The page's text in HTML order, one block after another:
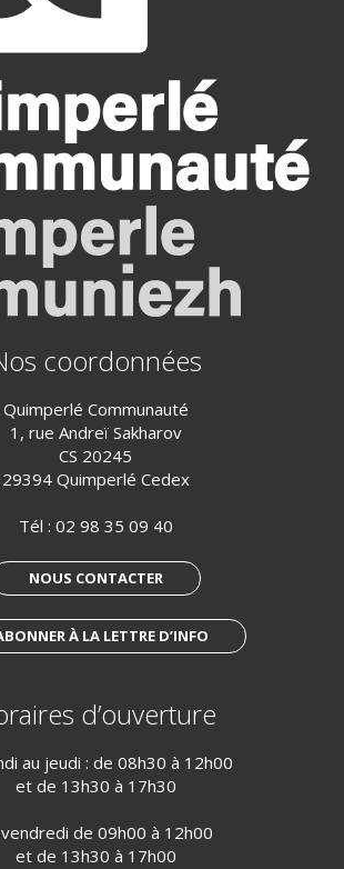
coordonnées
Quimperlé Communauté
1, rue Andreï Sakharov
CS 20245
29394 Quimperlé Cedex
Tél : 02 98 35 09 40
NOUS CONTACTER
À LA LETTRE D’INFO
d’ouverture
au jeudi : de 08h30 à 12h00
et de 13h30 à 17h30
de 09h00 à 12h00
et de 13h30 à 17h00